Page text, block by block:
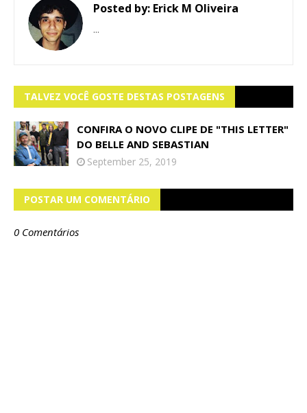
Posted by: Erick M Oliveira
...
TALVEZ VOCÊ GOSTE DESTAS POSTAGENS
CONFIRA O NOVO CLIPE DE "THIS LETTER"
DO BELLE AND SEBASTIAN
September 25, 2019
POSTAR UM COMENTÁRIO
0 Comentários